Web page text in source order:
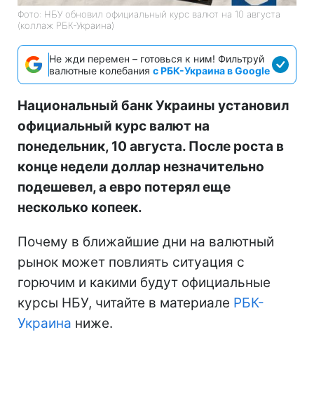
Фото: НБУ обновил официальный курс валют на 10 августа
(коллаж РБК-Украина)
Не жди перемен – готовься к ним! Фильтруй
валютные колебания с РБК-Украина в Google
Национальный банк Украины установил
официальный курс валют на
понедельник, 10 августа. После роста в
конце недели доллар незначительно
подешевел, а евро потерял еще
несколько копеек.
Почему в ближайшие дни на валютный
рынок может повлиять ситуация с
горючим и какими будут официальные
курсы НБУ, читайте в материале РБК-
Украина ниже.